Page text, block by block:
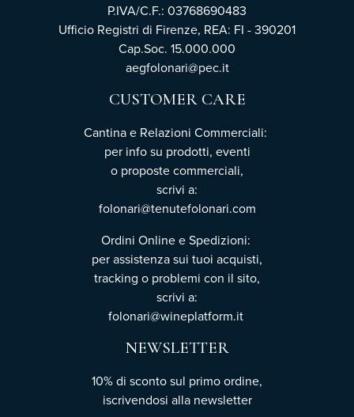
P.IVA/C.F.: 03768690483
Ufficio Registri di Firenze, REA: FI - 390201
Cap.Soc. 15.000.000
aegfolonari@pec.it
CUSTOMER CARE
Cantina e Relazioni Commerciali:
per info su prodotti, eventi
o proposte commerciali,
scrivi a:
folonari@tenutefolonari.com
Ordini Online e Spedizioni:
per assistenza sui tuoi acquisti,
tracking o problemi con il sito,
scrivi a:
folonari@wineplatform.it
NEWSLETTER
10% di sconto sul primo ordine,
iscrivendosi alla newsletter